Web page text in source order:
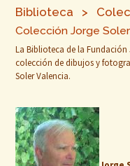
Biblioteca >
Colección Jorge Soler
La Biblioteca de la
colección de dibujos y
Soler Valencia.